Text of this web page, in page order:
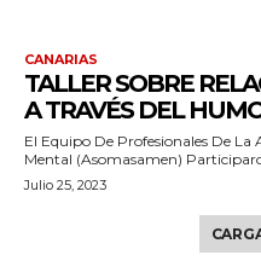
CANARIAS
TALLER SOBRE
A TRAVÉS DEL
El Equipo De Profesionales De La
Mental (Asomasamen)
Julio 25, 2023